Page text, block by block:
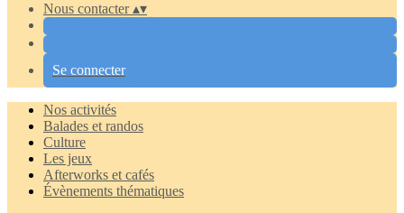
Nous contacter▴▾
Se connecter
Nos activités
Balades et randos
Culture
Les jeux
Afterworks et cafés
Évènements thématiques